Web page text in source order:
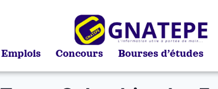
Emplois Concours Bourses d’études